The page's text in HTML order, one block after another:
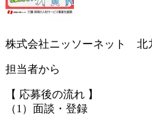
株式会社ニッソーネット 北
担当者から
【 応募後の流れ 】
（1）面談・登録